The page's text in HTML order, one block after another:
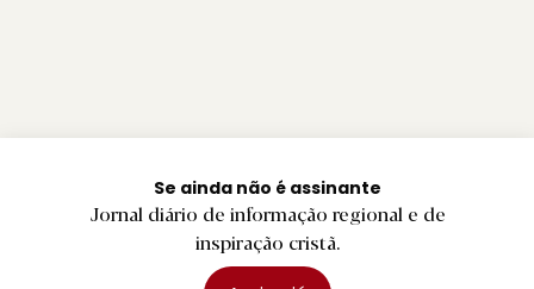
Se ainda não é assinante
Jornal diário de informação regional e de
inspiração cristã.